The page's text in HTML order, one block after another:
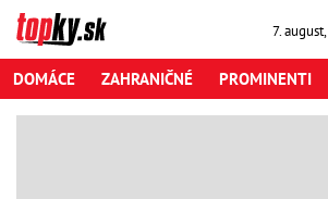
7. august,
DOMÁCE ZAHRANIČNÉ PROMINENTI